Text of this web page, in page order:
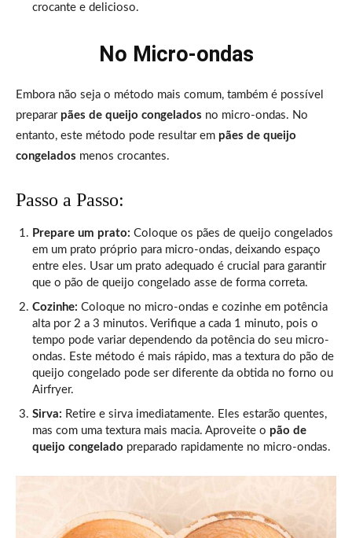
crocante e delicioso.
No Micro-ondas
Embora não seja o método mais comum, também é possível
preparar pães de queijo congelados no micro-ondas. No
entanto, este método pode resultar em pães de queijo
congelados menos crocantes.
Passo a Passo:
Prepare um prato: Coloque os pães de queijo congelados
em um prato próprio para micro-ondas, deixando espaço
entre eles. Usar um prato adequado é crucial para garantir
que o pão de queijo congelado asse de forma correta.
Cozinhe: Coloque no micro-ondas e cozinhe em potência
alta por 2 a 3 minutos. Verifique a cada 1 minuto, pois o
tempo pode variar dependendo da potência do seu micro-
ondas. Este método é mais rápido, mas a textura do pão de
queijo congelado pode ser diferente da obtida no forno ou
Airfryer.
Sirva: Retire e sirva imediatamente. Eles estarão quentes,
mas com uma textura mais macia. Aproveite o pão de
queijo congelado preparado rapidamente no micro-ondas.